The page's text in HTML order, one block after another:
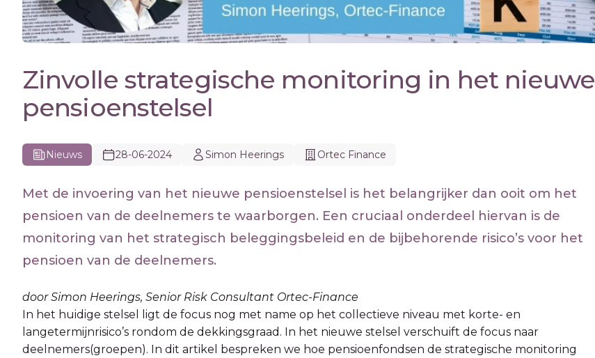
Zinvolle strategische monitoring in het nieuwe
pensioenstelsel
Nieuws 28-06-2024 Simon Heerings Ortec Finance
Met de invoering van het nieuwe pensioenstelsel is het belangrijker dan ooit om het
pensioen van de deelnemers te waarborgen. Een cruciaal onderdeel hiervan is de
monitoring van het strategisch beleggingsbeleid en de bijbehorende risico’s voor het
pensioen van de deelnemers.
door Simon Heerings, Senior Risk Consultant Ortec-Finance
In het huidige stelsel ligt de focus nog met name op het collectieve niveau met korte- en
langetermijnrisico’s rondom de dekkingsgraad. In het nieuwe stelsel verschuift de focus naar
deelnemers(groepen). In dit artikel bespreken we hoe pensioenfondsen de strategische monitoring